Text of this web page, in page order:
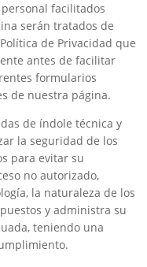
facilitados
serán tratados de
de Privacidad que
antes de facilitar
formularios
de nuestra página.
de índole técnica y
la seguridad de los
para evitar su
no autorizado,
la naturaleza de los
y administra su
teniendo una